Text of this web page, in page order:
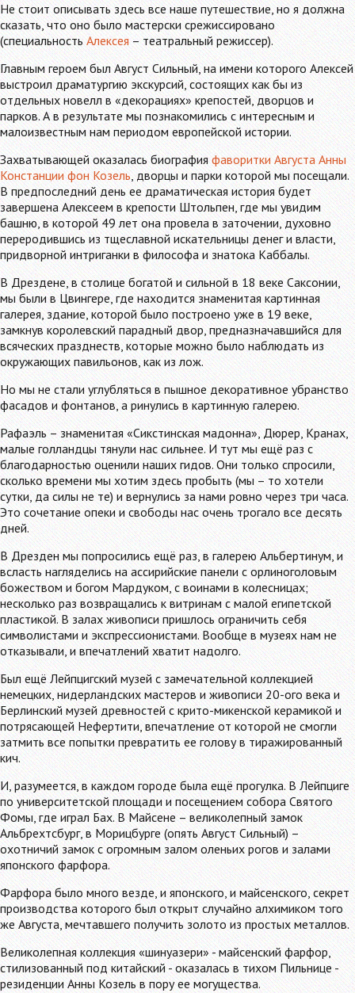
Не стоит описывать здесь все наше путешествие, но я должна
сказать, что оно было мастерски срежиссировано
(специальностьАлексея– театральный режиссер).
Главным героем был Август Сильный, на имени которого Алексей
выстроил драматургию экскурсий, состоящих как бы из
отдельных новелл в «декорациях» крепостей, дворцов и
парков. А в результате мы познакомились с интересным и
малоизвестным нам периодом европейской истории.
Захватывающей оказалась биографияфаворитки Августа Анны
Констанции фон Козель, дворцы и парки которой мы посещали.
В предпоследний день ее драматическая история будет
завершена Алексеем в крепости Штольпен, где мы увидим
башню, в которой 49 лет она провела в заточении, духовно
переродившись из тщеславной искательницы денег и власти,
придворной интриганки в философа и знатока Каббалы.
В Дрездене, в столице богатой и сильной в 18 веке Саксонии,
мы были в Цвингере, где находится знаменитая картинная
галерея, здание, которой было построено уже в 19 веке,
замкнув королевский парадный двор, предназначавшийся для
всяческих празднеств, которые можно было наблюдать из
окружающих павильонов, как из лож.
Но мы не стали углубляться в пышное декоративное убранство
фасадов и фонтанов, а ринулись в картинную галерею.
Рафаэль – знаменитая «Сикстинская мадонна», Дюрер, Кранах,
малые голландцы тянули нас сильнее. И тут мы ещё раз с
благодарностью оценили наших гидов. Они только спросили,
сколько времени мы хотим здесь пробыть (мы – то хотели
сутки, да силы не те) и вернулись за нами ровно через три часа.
Это сочетание опеки и свободы нас очень трогало все десять
дней.
В Дрезден мы попросились ещё раз, в галерею Альбертинум, и
всласть нагляделись на ассирийские панели с орлиноголовым
божеством и богом Мардуком, с воинами в колесницах;
несколько раз возвращались к витринам с малой египетской
пластикой. В залах живописи пришлось ограничить себя
символистами и экспрессионистами. Вообще в музеях нам не
отказывали, и впечатлений хватит надолго.
Был ещё Лейпцигский музей с замечательной коллекцией
немецких, нидерландских мастеров и живописи 20-ого века и
Берлинский музей древностей с крито-микенской керамикой и
потрясающей Нефертити, впечатление от которой не смогли
затмить все попытки превратить ее голову в тиражированный
кич.
И, разумеется, в каждом городе была ещё прогулка. В Лейпциге
по университетской площади и посещением собора Святого
Фомы, где играл Бах. В Майсене – великолепный замок
Альбрехтсбург, в Морицбурге (опять Август Сильный) –
охотничий замок с огромным залом оленьих рогов и залами
японского фарфора.
Фарфора было много везде, и японского, и майсенского, секрет
производства которого был открыт случайно алхимиком того
же Августа, мечтавшего получить золото из простых металлов.
Великолепная коллекция «шинуазери» - майсенский фарфор,
стилизованный под китайский - оказалась в тихом Пильнице -
резиденции Анны Козель в пору ее могущества.